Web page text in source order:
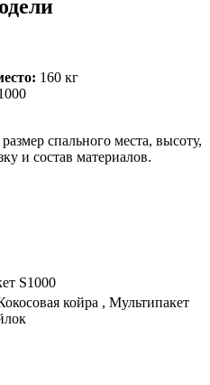
160 кг
спального места, высоту,
и состав материалов.
S1000
койра , Мультипакет